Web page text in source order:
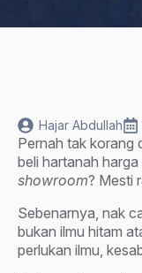
Hajar Abdullah
Pernah tak korang
beli hartanah
showroom? Mesti
Sebenarnya, nak
bukan ilmu hitam
perlukan ilmu,